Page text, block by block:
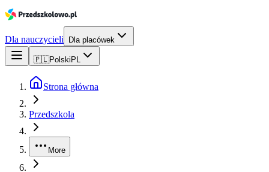
Dla nauczycieli Dla placówek
🇵🇱Polski PL
Strona główna
Przedszkola
More